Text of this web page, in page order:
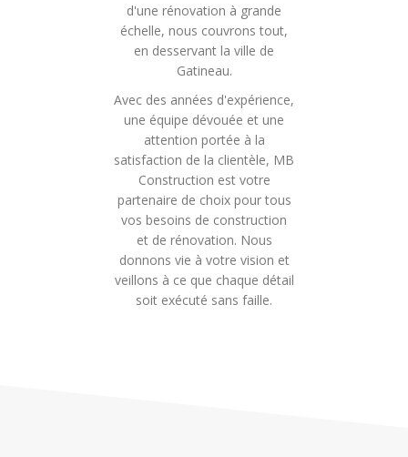
d'une rénovation à grande
échelle, nous couvrons tout,
en desservant la ville de
Gatineau.
Avec des années d'expérience,
une équipe dévouée et une
attention portée à la
satisfaction de la clientèle, MB
Construction est votre
partenaire de choix pour tous
vos besoins de construction
et de rénovation. Nous
donnons vie à votre vision et
veillons à ce que chaque détail
soit exécuté sans faille.